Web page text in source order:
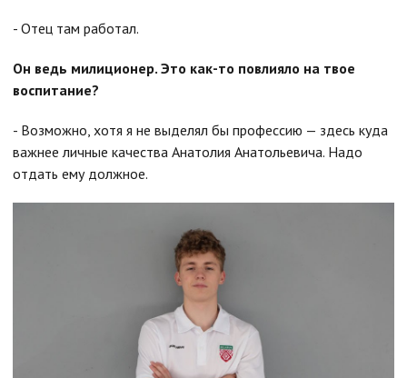
- Отец там работал.
Он ведь милиционер. Это как-то повлияло на твое
воспитание?
- Возможно, хотя я не выделял бы профессию — здесь куда
важнее личные качества Анатолия Анатольевича. Надо
отдать ему должное.